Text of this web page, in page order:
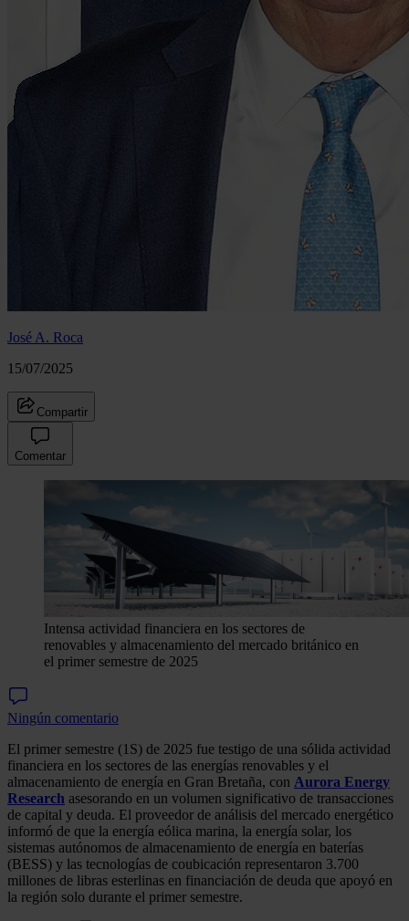
José A. Roca
15/07/2025
Compartir
Comentar
Intensa actividad financiera en los sectores de
renovables y almacenamiento del mercado británico en
el primer semestre de 2025
Ningún comentario
El primer semestre (1S) de 2025 fue testigo de una sólida actividad
financiera en los sectores de las energías renovables y el
almacenamiento de energía en Gran Bretaña, con Aurora Energy
Research asesorando en un volumen significativo de transacciones
de capital y deuda. El proveedor de análisis del mercado energético
informó de que la energía eólica marina, la energía solar, los
sistemas autónomos de almacenamiento de energía en baterías
(BESS) y las tecnologías de coubicación representaron 3.700
millones de libras esterlinas en financiación de deuda que apoyó en
la región solo durante el primer semestre.